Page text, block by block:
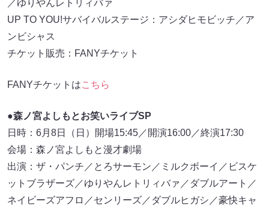
／ゆりやんレトリィバァ
UP TO YOU!サバイバルステージ：アシダヒモビッチ／ア
ンビシャス
チケット販売：FANYチケット
FANYチケットはこちら
●森ノ宮よしもとお笑いライブSP
日時：6月8日（日）開場15:45／開演16:00／終演17:30
会場：森ノ宮よしもと漫才劇場
出演：ザ・パンチ／とろサーモン／ミルクボーイ／ビスケ
ットブラザーズ／ゆりやんレトリィバァ／ダブルアート／
ネイビーズアフロ／センリーズ／ダブルヒガシ／豪快キャ